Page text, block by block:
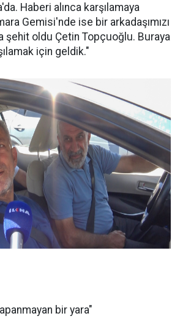
Haberi alınca karşılamaya
Gemisi'nde ise bir arkadaşımızı
şehit oldu Çetin Topçuoğlu. Buraya
için geldik."
bir yara"